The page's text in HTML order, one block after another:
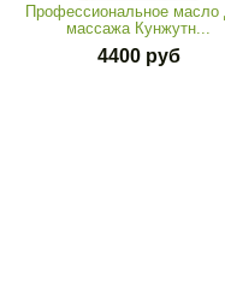
Профессиональное масло
массажа Кунжутн...
4400 руб